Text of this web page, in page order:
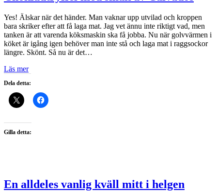
Yes! Älskar när det händer. Man vaknar upp utvilad och kroppen
bara skriker efter att få laga mat. Jag vet ännu inte riktigt vad, men
tanken är att varenda köksmaskin ska få jobba. Nu när golvvärmen i
köket är igång igen behöver man inte stå och laga mat i raggsockor
längre. Skönt. Så nu är det…
Läs mer
Dela detta:
Gilla detta:
En alldeles vanlig kväll mitt i helgen